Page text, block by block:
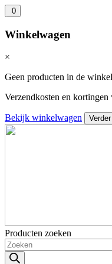
0
Winkelwagen
×
Geen producten in de
Verzendkosten en
Bekijk winkelwagen
Producten zoeken